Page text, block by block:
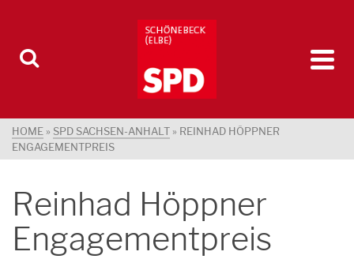
HOME » SPD SACHSEN-ANHALT » REINHAD HÖPPNER
ENGAGEMENTPREIS
Reinhad Höppner
Engagementpreis